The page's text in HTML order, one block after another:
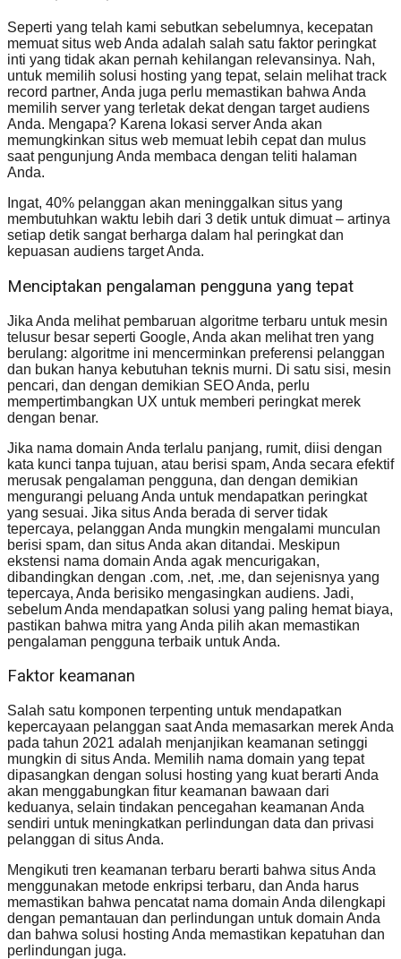
Seperti yang telah kami sebutkan sebelumnya, kecepatan
memuat situs web Anda adalah salah satu faktor peringkat
inti yang tidak akan pernah kehilangan relevansinya. Nah,
untuk memilih solusi hosting yang tepat, selain melihat track
record partner, Anda juga perlu memastikan bahwa Anda
memilih server yang terletak dekat dengan target audiens
Anda. Mengapa? Karena lokasi server Anda akan
memungkinkan situs web memuat lebih cepat dan mulus
saat pengunjung Anda membaca dengan teliti halaman
Anda.
Ingat, 40% pelanggan akan meninggalkan situs yang
membutuhkan waktu lebih dari 3 detik untuk dimuat – artinya
setiap detik sangat berharga dalam hal peringkat dan
kepuasan audiens target Anda.
Menciptakan pengalaman pengguna yang tepat
Jika Anda melihat pembaruan algoritme terbaru untuk mesin
telusur besar seperti Google, Anda akan melihat tren yang
berulang: algoritme ini mencerminkan preferensi pelanggan
dan bukan hanya kebutuhan teknis murni. Di satu sisi, mesin
pencari, dan dengan demikian SEO Anda, perlu
mempertimbangkan UX untuk memberi peringkat merek
dengan benar.
Jika nama domain Anda terlalu panjang, rumit, diisi dengan
kata kunci tanpa tujuan, atau berisi spam, Anda secara efektif
merusak pengalaman pengguna, dan dengan demikian
mengurangi peluang Anda untuk mendapatkan peringkat
yang sesuai. Jika situs Anda berada di server tidak
tepercaya, pelanggan Anda mungkin mengalami munculan
berisi spam, dan situs Anda akan ditandai. Meskipun
ekstensi nama domain Anda agak mencurigakan,
dibandingkan dengan .com, .net, .me, dan sejenisnya yang
tepercaya, Anda berisiko mengasingkan audiens. Jadi,
sebelum Anda mendapatkan solusi yang paling hemat biaya,
pastikan bahwa mitra yang Anda pilih akan memastikan
pengalaman pengguna terbaik untuk Anda.
Faktor keamanan
Salah satu komponen terpenting untuk mendapatkan
kepercayaan pelanggan saat Anda memasarkan merek Anda
pada tahun 2021 adalah menjanjikan keamanan setinggi
mungkin di situs Anda. Memilih nama domain yang tepat
dipasangkan dengan solusi hosting yang kuat berarti Anda
akan menggabungkan fitur keamanan bawaan dari
keduanya, selain tindakan pencegahan keamanan Anda
sendiri untuk meningkatkan perlindungan data dan privasi
pelanggan di situs Anda.
Mengikuti tren keamanan terbaru berarti bahwa situs Anda
menggunakan metode enkripsi terbaru, dan Anda harus
memastikan bahwa pencatat nama domain Anda dilengkapi
dengan pemantauan dan perlindungan untuk domain Anda
dan bahwa solusi hosting Anda memastikan kepatuhan dan
perlindungan juga.